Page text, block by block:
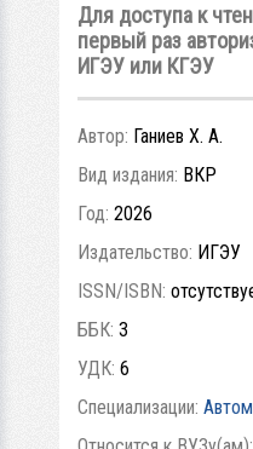
Для доступа к
первый раз
ИГЭУ или КГЭУ
Автор: Ганиев Х. А.
Вид издания: ВКР
Год: 2026
Издательство: ИГЭУ
ISSN/ISBN:
ББК: 3
УДК: 6
Специализации: